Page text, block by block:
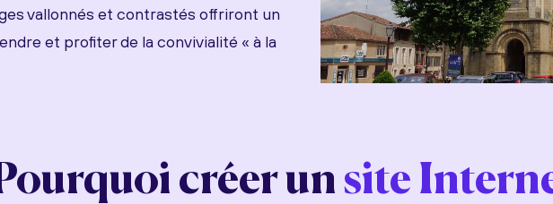
vallonnés et contrastés offriront un
et profiter de la convivialité « à la
créer un site